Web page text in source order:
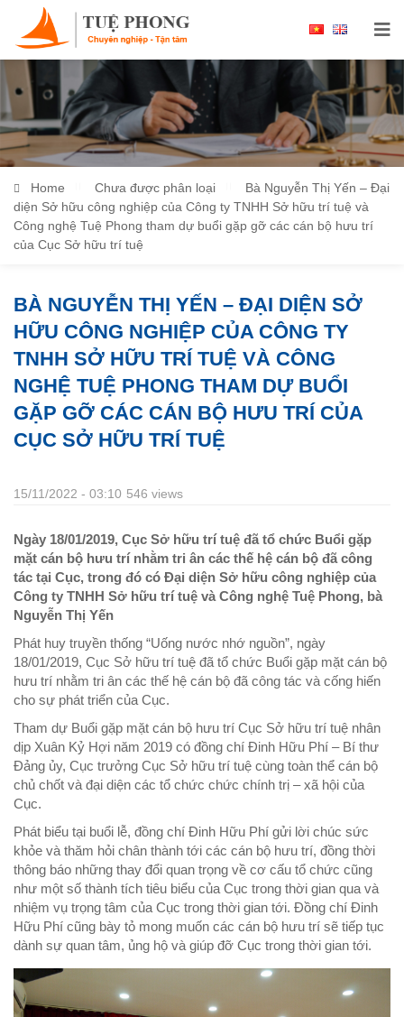
Home Chưa được phân loại
Bà Nguyễn Thị Yến – Đại
diện Sở hữu công nghiệp của Công ty TNHH Sở hữu trí tuệ và
Công nghệ Tuệ Phong tham dự buổi gặp gỡ các cán bộ hưu trí
của Cục Sở hữu trí tuệ
BÀ NGUYỄN THỊ YẾN – ĐẠI DIỆN SỞ
HỮU CÔNG NGHIỆP CỦA CÔNG TY
TNHH SỞ HỮU TRÍ TUỆ VÀ CÔNG
NGHỆ TUỆ PHONG THAM DỰ BUỔI
GẶP GỠ CÁC CÁN BỘ HƯU TRÍ CỦA
CỤC SỞ HỮU TRÍ TUỆ
15/11/2022 - 03:10 546 views
Ngày 18/01/2019, Cục Sở hữu trí tuệ đã tổ chức Buổi gặp
mặt cán bộ hưu trí nhằm tri ân các thế hệ cán bộ đã công
tác tại Cục, trong đó có Đại diện Sở hữu công nghiệp của
Công ty TNHH Sở hữu trí tuệ và Công nghệ Tuệ Phong, bà
Nguyễn Thị Yến
Phát huy truyền thống “Uống nước nhớ nguồn”, ngày
18/01/2019, Cục Sở hữu trí tuệ đã tổ chức Buổi gặp mặt cán bộ
hưu trí nhằm tri ân các thế hệ cán bộ đã công tác và cống hiến
cho sự phát triển của Cục.
Tham dự Buổi gặp mặt cán bộ hưu trí Cục Sở hữu trí tuệ nhân
dịp Xuân Kỷ Hợi năm 2019 có đồng chí Đinh Hữu Phí – Bí thư
Đảng ủy, Cục trưởng Cục Sở hữu trí tuệ cùng toàn thể cán bộ
chủ chốt và đại diện các tổ chức chức chính trị – xã hội của
Cục.
Phát biểu tại buổi lễ, đồng chí Đinh Hữu Phí gửi lời chúc sức
khỏe và thăm hỏi chân thành tới các cán bộ hưu trí, đồng thời
thông báo những thay đổi quan trọng về cơ cấu tổ chức cũng
như một số thành tích tiêu biểu của Cục trong thời gian qua và
nhiệm vụ trọng tâm của Cục trong thời gian tới. Đồng chí Đinh
Hữu Phí cũng bày tỏ mong muốn các cán bộ hưu trí sẽ tiếp tục
dành sự quan tâm, ủng hộ và giúp đỡ Cục trong thời gian tới.